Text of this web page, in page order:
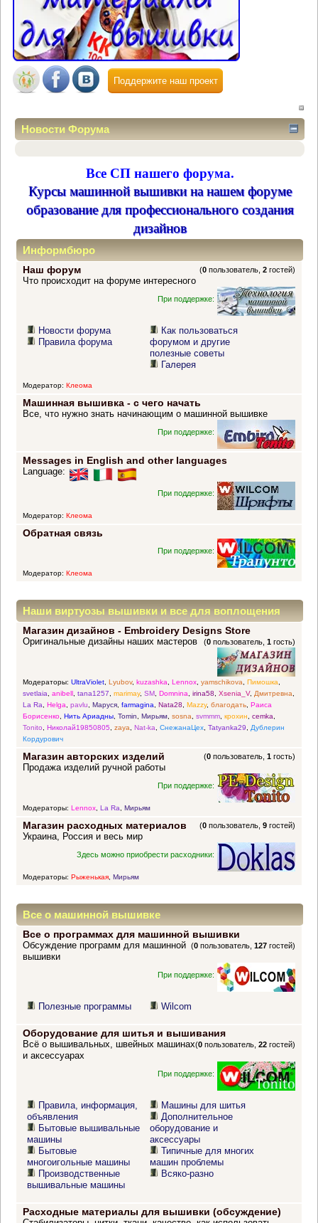
Поддержите наш проект
Новости Форума
Все СП нашего форума.
Курсы машинной вышивки на нашем форуме
образование для профессионального создания
дизайнов
Информбюро
Наш форум (0 пользователь,2 гостей)
Что происходит на форуме интересного
При поддержке:
Новости форума
Правила форума
Как пользоваться
форумом и другие
полезные советы
Галерея
Модератор: Клеома
Машинная вышивка - с чего начать
Все, что нужно знать начинающим о машинной вышивке
При поддержке:
Messages in English and other languages
Language:
При поддержке:
Модератор: Клеома
Обратная связь
При поддержке:
Модератор: Клеома
Наши виртуозы вышивки и все для воплощения
прекрасных идей
Магазин дизайнов - Embroidery Designs Store
(0 пользователь,1 гость)
Оригинальные дизайны наших мастеров
Модераторы: UltraViolet, Lyubov, kuzashka, Lennox, yamschikova, Пимошка,
svetlaia, anibell, tana1257, marimay, SM, Domnina, irina58, Xsenia_V, Дмитревна,
La Ra, Helga, pavlu, Маруся, farmagina, Nata28, Mazzy, благодать, Раиса
Борисенко, Нить Ариадны, Tomin, Мирьям, sosna, svmmm, крохин, cemka,
Tonito, Николай19850805, zaya, Nat-ka, СнежанаЦех, Tatyanka29, Дублерин
Кордурович
Магазин авторских изделий (0 пользователь,1 гость)
Продажа изделий ручной работы
При поддержке:
Модераторы: Lennox, La Ra, Мирьям
Магазин расходных материалов (0 пользователь,9 гостей)
Украина, Россия и весь мир
Здесь можно приобрести расходники:
Модераторы: Рыженькая, Мирьям
Все о машинной вышивке
Все о программах для машинной вышивки
(0 пользователь,127 гостей)
Обсуждение программ для машинной
вышивки
При поддержке:
Полезные программы Wilcom
Оборудование для шитья и вышивания
(0 пользователь,22 гостей)
Всё о вышивальных, швейных машинах
и аксессуарах
При поддержке:
Правила, информация,
объявления
Бытовые вышивальные
машины
Бытовые
многоигольные машины
Производственные
вышивальные машины
Машины для шитья
Дополнительное
оборудование и
аксессуары
Типичные для многих
машин проблемы
Всяко-разно
Расходные материалы для вышивки (обсуждение)